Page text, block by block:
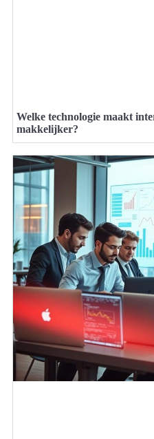
Welke technologie maakt
makkelijker?